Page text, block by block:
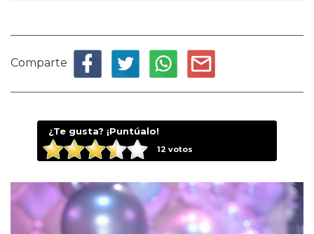
Comparte
¿Te gusta? ¡Puntúalo!
12 votos